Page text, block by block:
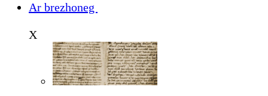
Ar brezhoneg
X